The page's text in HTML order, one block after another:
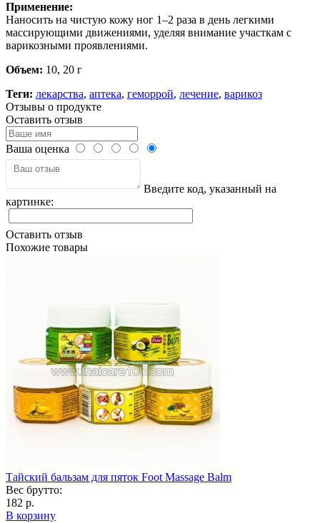
Применение:
Наносить на чистую кожу ног 1–2 раза в день легкими
массирующими движениями, уделяя внимание участкам с
варикозными проявлениями.
Объем: 10, 20 г
Теги: лекарства, аптека, геморрой, лечение, варикоз
Отзывы о продукте
Оставить отзыв
Ваша оценка
Введите код, указанный на
картинке:
Оставить отзыв
Похожие товары
Тайский бальзам для пяток Foot Massage Balm
Вес брутто:
182 р.
В корзину